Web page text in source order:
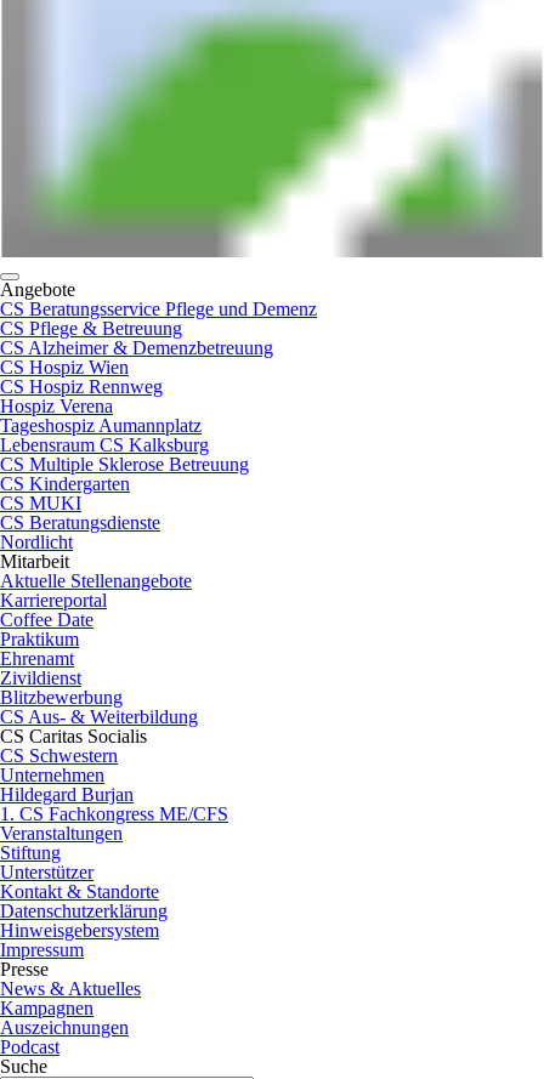
Angebote
CS Beratungsservice Pflege und Demenz
CS Pflege & Betreuung
CS Alzheimer & Demenzbetreuung
CS Hospiz Wien
CS Hospiz Rennweg
Hospiz Verena
Tageshospiz Aumannplatz
Lebensraum CS Kalksburg
CS Multiple Sklerose Betreuung
CS Kindergarten
CS MUKI
CS Beratungsdienste
Nordlicht
Mitarbeit
Aktuelle Stellenangebote
Karriereportal
Coffee Date
Praktikum
Ehrenamt
Zivildienst
Blitzbewerbung
CS Aus- & Weiterbildung
CS Caritas Socialis
CS Schwestern
Unternehmen
Hildegard Burjan
1. CS Fachkongress ME/CFS
Veranstaltungen
Stiftung
Unterstützer
Kontakt & Standorte
Datenschutzerklärung
Hinweisgebersystem
Impressum
Presse
News & Aktuelles
Kampagnen
Auszeichnungen
Podcast
Suche